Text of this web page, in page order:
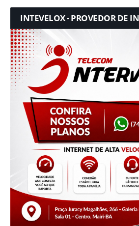
INTEVELOX - PROVEDOR DE